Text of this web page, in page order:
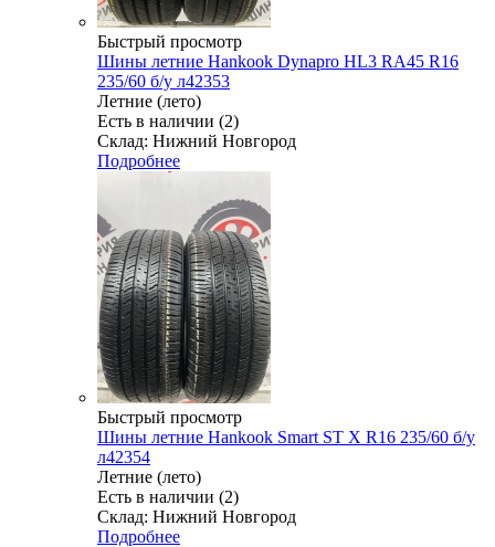
Быстрый просмотр
Шины летние Hankook Dynapro HL3 RA45 R16
235/60 б/у л42353
Летние (лето)
Есть в наличии (2)
Склад: Нижний Новгород
Подробнее
Быстрый просмотр
Шины летние Hankook Smart ST X R16 235/60 б/у
л42354
Летние (лето)
Есть в наличии (2)
Склад: Нижний Новгород
Подробнее